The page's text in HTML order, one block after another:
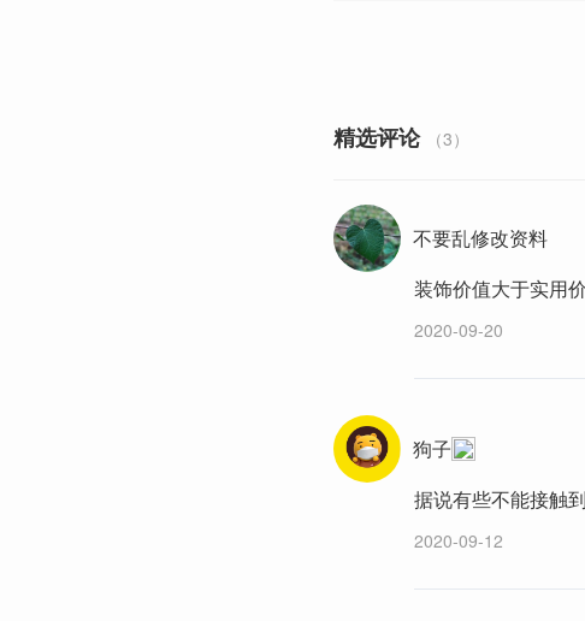
精选评论 （3）
不要乱修改资料
装饰价值大于实用
2020-09-20
狗子
据说有些不能接触
2020-09-12